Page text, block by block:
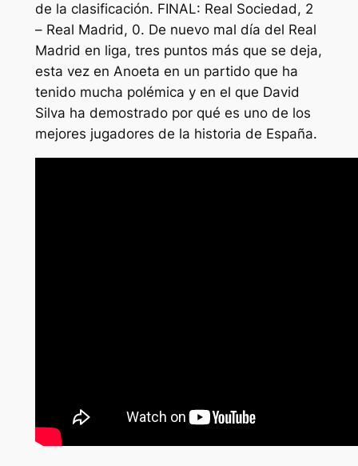
de la clasificación. FINAL: Real Sociedad, 2
– Real Madrid, 0. De nuevo mal día del Real
Madrid en liga, tres puntos más que se deja,
esta vez en Anoeta en un partido que ha
tenido mucha polémica y en el que David
Silva ha demostrado por qué es uno de los
mejores jugadores de la historia de España.